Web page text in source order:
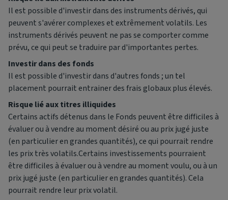
Il est possible d'investir dans des instruments dérivés, qui
peuvent s'avérer complexes et extrêmement volatils. Les
instruments dérivés peuvent ne pas se comporter comme
prévu, ce qui peut se traduire par d'importantes pertes.
Investir dans des fonds
Il est possible d'investir dans d'autres fonds ; un tel
placement pourrait entrainer des frais globaux plus élevés.
Risque lié aux titres illiquides
Certains actifs détenus dans le Fonds peuvent être difficiles à
évaluer ou à vendre au moment désiré ou au prix jugé juste
(en particulier en grandes quantités), ce qui pourrait rendre
les prix très volatils.Certains investissements pourraient
être difficiles à évaluer ou à vendre au moment voulu, ou à un
prix jugé juste (en particulier en grandes quantités). Cela
pourrait rendre leur prix volatil.